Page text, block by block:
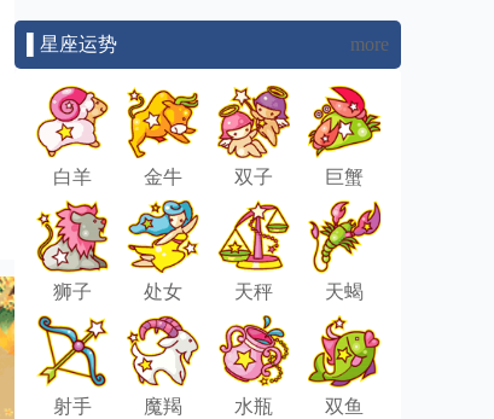
▌星座运势 more
白羊 金牛 双子 巨蟹
狮子 处女 天秤 天蝎
射手 魔羯 水瓶 双鱼